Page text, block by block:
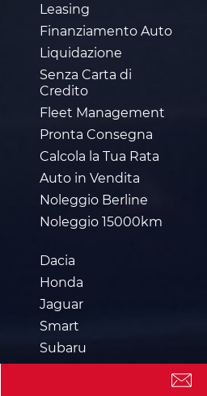
Leasing
Finanziamento Auto
Liquidazione
Senza Carta di
Credito
Fleet Management
Pronta Consegna
Calcola la Tua Rata
Auto in Vendita
Noleggio Berline
Noleggio 15000km
Dacia
Honda
Jaguar
Smart
Subaru